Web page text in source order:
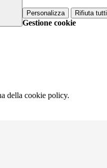
Personalizza Rifiuta tutti
Gestione cookie
della cookie policy.